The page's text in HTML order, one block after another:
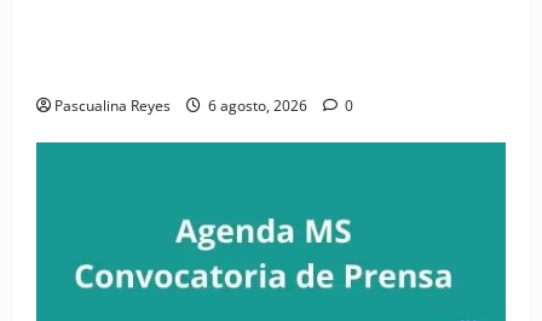
Pascualina Reyes 6 agosto, 2026 0